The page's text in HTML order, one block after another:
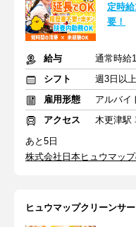
定時
要！
給与
通常時
シフト
雇用形態
アルバイ
アクセス
木更津駅
あと5日
株式会社日本ヒュウマッ
ヒュウマップクリーン